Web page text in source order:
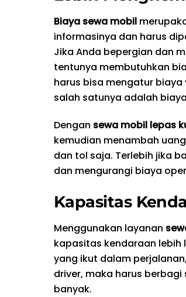
Biaya sewa mobil
informasinya dan harus
Jika Anda bepergian dan
tentunya membutuhkan
harus bisa mengatur
salah satunya adalah
Dengan sewa mobil lepas
kemudian menambah
dan tol saja. Terlebih jika
dan mengurangi biaya
Kapasitas
Menggunakan layanan
kapasitas kendaraan lebih
yang ikut dalam
driver, maka harus
banyak.